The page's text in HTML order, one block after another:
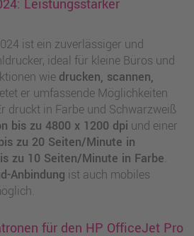
Leistungsstarker
ist ein zuverlässiger und
ideal für kleine Büros und
wie drucken, scannen,
er umfassende Möglichkeiten
druckt in Farbe und Schwarzweiß
bis zu 4800 x 1200 dpi und einer
zu 20 Seiten/Minute in
zu 10 Seiten/Minute in Farbe.
Anbindung ist auch mobiles
für den HP OfficeJet Pro